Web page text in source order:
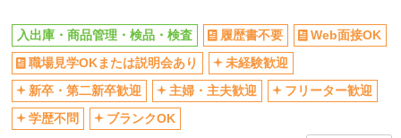
同じ職種から求人を探す
軽作業・製造・物流
入出庫・商品管理・検品・検査
同じ特徴から求人を探す
入出庫・商品管理・検品・検査 履歴書不要
Web面接OK
職場見学OKまたは説明会あり
未経験歓迎
新卒・第二新卒歓迎
主婦・主夫歓迎
フリーター歓迎
学歴不問
ブランクOK